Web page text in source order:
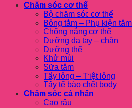
Chăm sóc cơ thể
Bộ chăm sóc cơ thể
Bông tắm – Phụ kiện tắm
Chống nắng cơ thể
Dưỡng da tay – chân
Dưỡng thể
Khử mùi
Sữa tắm
Tẩy lông – Triệt lông
Tẩy tế bào chết body
Chăm sóc cá nhân
Cạo râu